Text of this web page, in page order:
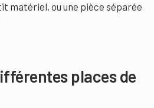
matériel, ou une pièce séparée
places de